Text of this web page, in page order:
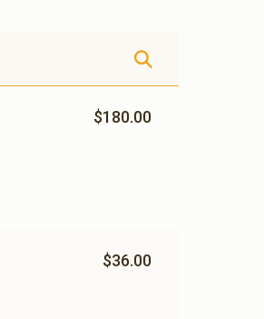
$180.00
$180.00
$36.00